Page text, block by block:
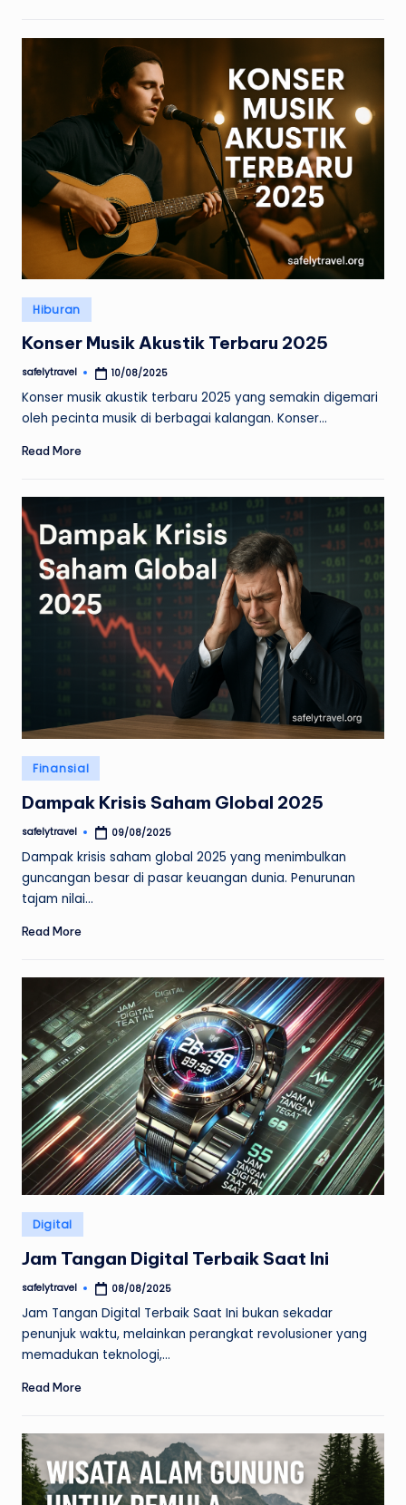
Posted
in
Hiburan
Konser Musik Akustik Terbaru 2025
Posted
safelytravel 10/08/2025
Konser musik akustik terbaru 2025 yang semakin digemari
oleh pecinta musik di berbagai kalangan. Konser…
Read More
Posted
in
Finansial
Dampak Krisis Saham Global 2025
Posted
safelytravel 09/08/2025
Dampak krisis saham global 2025 yang menimbulkan
guncangan besar di pasar keuangan dunia. Penurunan
tajam nilai…
Read More
Posted
in
Digital
Jam Tangan Digital Terbaik Saat Ini
Posted
safelytravel 08/08/2025
Jam Tangan Digital Terbaik Saat Ini bukan sekadar
penunjuk waktu, melainkan perangkat revolusioner yang
memadukan teknologi,…
Read More